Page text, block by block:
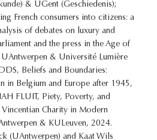
& UGent (Geschiedenis);
French consumers into citizens: a
of debates on luxury and
and the press in the Age of
& Université Lumière
Beliefs and Boundaries:
in Belgium and Europe after 1945,
FLUIT, Piety, Poverty, and
Charity in Modern
& KULeuven, 2024.
(UAntwerpen) and Kaat Wils